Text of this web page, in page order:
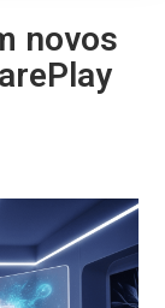
novos